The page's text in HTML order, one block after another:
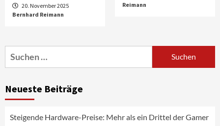
20. November 2025
Bernhard Reimann
Reimann
Suchen
nach:
Neueste Beiträge
Steigende Hardware-Preise: Mehr als ein Drittel der Gamer
Aktuell
4
News aus dem Internet
Fernsehgeräte